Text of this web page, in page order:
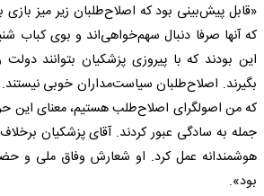
«قابل پیش‌بینی بود که اصلاح‌طلبان زیر میز
که آنها صرفا دنبال سهم‌خواهی‌اند و بوی کباب
این بودند که با پیروزی پزشکیان بتوانند دولت
بگیرند. اصلاح‌طلبان سیاست‌مداران خوبی
که من اصولگرای اصلاح‌طلب هستیم، معنای این
جمله به سادگی عبور کردند. آقای پزشکیان
هوشمندانه عمل کرد. او شعارش وفاق ملی و
بود».